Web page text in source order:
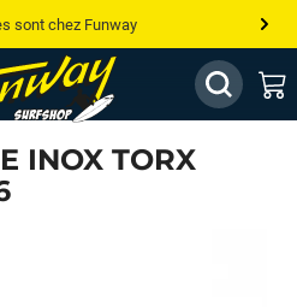
sont chez Funway
le windsurf, wingfoil, etc...
cher ailleurs ? On s’aligne !
Appelle nous !
INOX TORX